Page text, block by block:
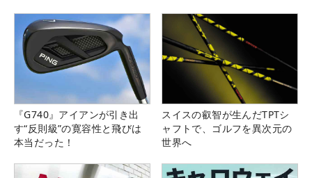
『G740』アイアンが引き出
す“反則級”の寛容性と飛びは
本当だった！
スイスの叡智が生んだTPTシ
ャフトで、ゴルフを異次元の
世界へ